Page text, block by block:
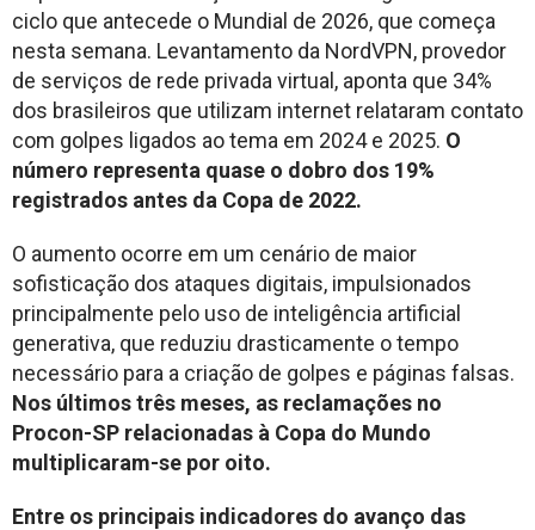
ciclo que antecede o Mundial de 2026, que começa
nesta semana. Levantamento da NordVPN, provedor
de serviços de rede privada virtual, aponta que 34%
dos brasileiros que utilizam internet relataram contato
com golpes ligados ao tema em 2024 e 2025. O
número representa quase o dobro dos 19%
registrados antes da Copa de 2022.
O aumento ocorre em um cenário de maior
sofisticação dos ataques digitais, impulsionados
principalmente pelo uso de inteligência artificial
generativa, que reduziu drasticamente o tempo
necessário para a criação de golpes e páginas falsas.
Nos últimos três meses, as reclamações no
Procon-SP relacionadas à Copa do Mundo
multiplicaram-se por oito.
Entre os principais indicadores do avanço das